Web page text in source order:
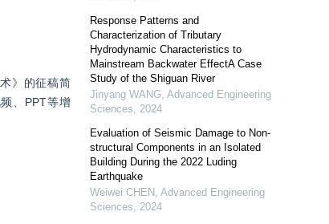
》的征稿简
、PPT等增
Response Patterns and
Characterization of Tributary
Hydrodynamic Characteristics to
Mainstream Backwater EffectA Case
Study of the Shiguan River
Jinyang WANG, Advanced Engineering
Sciences, 2024
Evaluation of Seismic Damage to Non-
structural Components in an Isolated
Building During the 2022 Luding
Earthquake
Weiwei CHEN , Advanced Engineering
Sciences, 2024